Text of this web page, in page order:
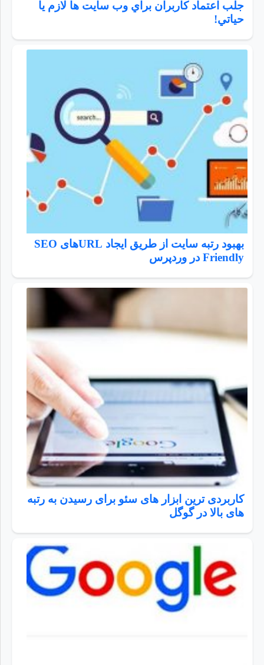
جلب اعتماد كاربران براي وب سايت ها لازم يا
حياتي!
بهبود رتبه سایت از طریق ایجاد URLهای SEO
Friendly در وردپرس
کاربردی ترین ابزار های سئو برای رسیدن به رتبه
های بالا در گوگل